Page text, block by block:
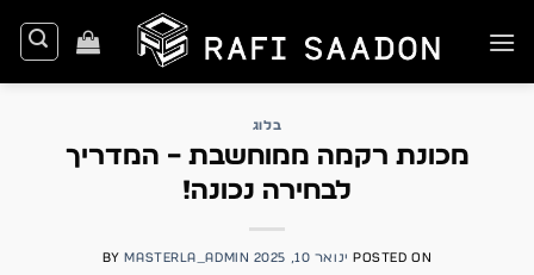
to
בלוג
מכונת רקמה ממוחשבת – המדריך
לבחירה נכונה!
POSTED ON ינואר 10, 2025 BY MASTERLA_ADMIN